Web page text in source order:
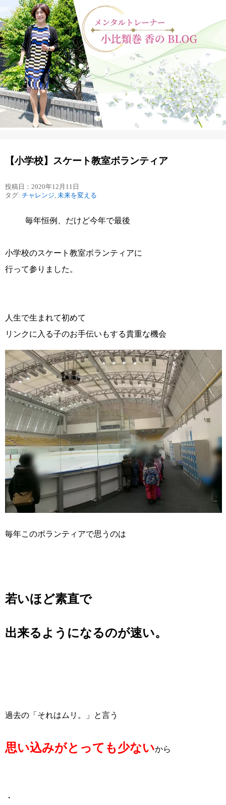
【小学校】スケート教室ボランティア
投稿日：2020年12月11日
タグ: チャレンジ 未来を変える
毎年恒例、だけど今年で最後
小学校のスケート教室ボランティアに
行って参りました。
人生で生まれて初めて
リンクに入る子のお手伝いもする貴重な機会
毎年このボランティアで思うのは
若いほど素直で
出来るようになるのが速い。
過去の「それはムリ。」と言う
思い込みがとっても少ないから
・